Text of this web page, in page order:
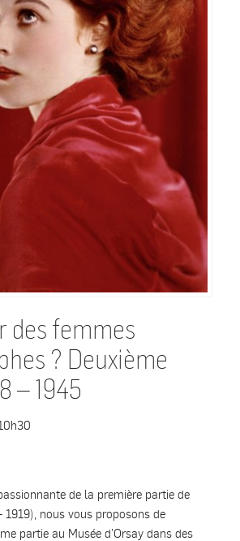
des femmes
? Deuxième
– 1945
de la première partie de
1919), nous vous proposons de
partie au Musée d’Orsay dans des